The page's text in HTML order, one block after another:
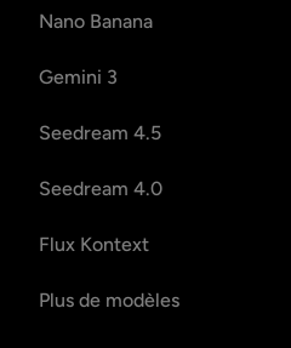
Nano Banana
Gemini 3
Seedream 4.5
Seedream 4.0
Flux Kontext
Plus de modèles